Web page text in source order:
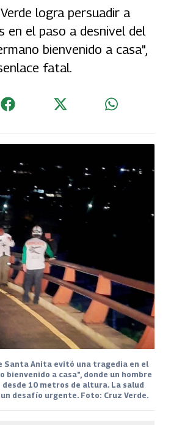
logra persuadir a
en el paso a desnivel del
bienvenido a casa",
fatal.
Santa Anita evitó una tragedia en el
bienvenido a casa", donde un hombre
10 metros de altura. La salud
desafío urgente. Foto: Cruz Verde.